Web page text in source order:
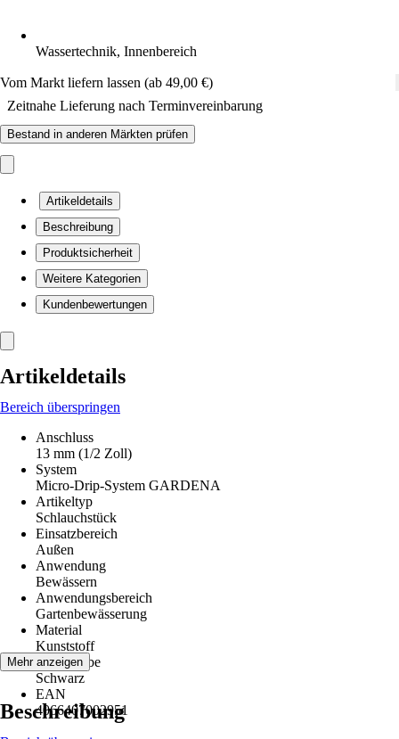
Wassertechnik, Innenbereich
Vom Markt liefern lassen (ab 49,00 €)
Zeitnahe Lieferung nach Terminvereinbarung
Bestand in anderen Märkten prüfen
Artikeldetails
Beschreibung
Produktsicherheit
Weitere Kategorien
Kundenbewertungen
Artikeldetails
Bereich überspringen
Anschluss
13 mm (1/2 Zoll)
System
Micro-Drip-System GARDENA
Artikeltyp
Schlauchstück
Einsatzbereich
Außen
Anwendung
Bewässern
Anwendungsbereich
Gartenbewässerung
Material
Kunststoff
Grundfarbe
Schwarz
EAN
4066407002951
Mehr anzeigen
Beschreibung